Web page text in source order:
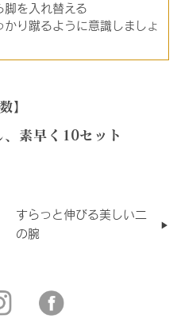
を入れ替える
り蹴るように意識しましょ
】
素早く10セット
すらっと伸びる美しい二
の腕